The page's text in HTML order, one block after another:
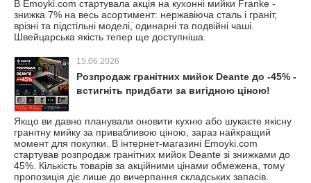
В Emoyki.com стартувала акція на кухонні мийки Franke -
знижка 7% на весь асортимент: нержавіюча сталь і граніт,
врізні та підстільні моделі, одинарні та подвійні чаші.
Швейцарська якість тепер ще доступніша.
15.06.2026
Розпродаж гранітних мийок Deante до -45% -
встигніть придбати за вигідною ціною!
Якщо ви давно планували оновити кухню або шукаєте якісну
гранітну мийку за привабливою ціною, зараз найкращий
момент для покупки. В інтернет-магазині Emoyki.com
стартував розпродаж гранітних мийок Deante зі знижками до
45%. Кількість товарів за акційними цінами обмежена, тому
пропозиція діє лише до вичерпання складських запасів.